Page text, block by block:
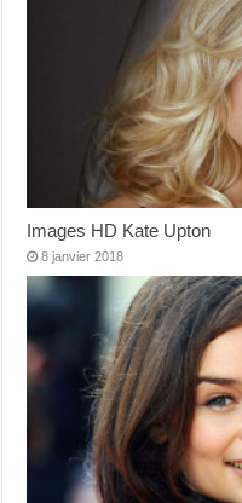
Images HD Kate Upton
8 janvier 2018